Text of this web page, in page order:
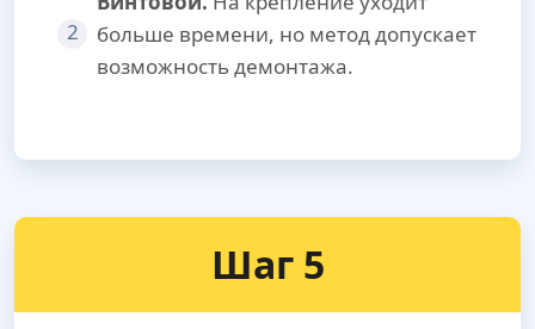
2
больше времени, но метод допускает
возможность демонтажа.
Шаг 5